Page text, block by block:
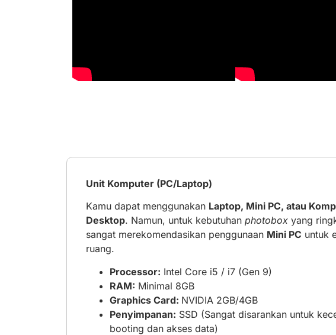
Unit Komputer (PC/Laptop)
Kamu dapat menggunakan Laptop, Mini PC, atau
Desktop. Namun, untuk kebutuhan photobox yang
sangat merekomendasikan penggunaan Mini PC untuk
ruang.
Processor: Intel Core i5 / i7 (Gen 9)
RAM: Minimal 8GB
Graphics Card: NVIDIA 2GB/4GB
Penyimpanan: SSD (Sangat disarankan untuk
booting dan akses data)